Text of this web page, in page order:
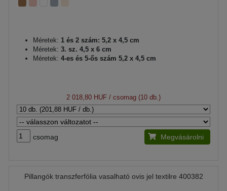
Méretek: 1 és 2 szám: 5,2 x 4,5 cm
Méretek: 3. sz. 4,5 x 6 cm
Méretek: 4-es és 5-ős szám 5,2 x 4,5 cm
2 018,80 HUF / csomag (10 db.)
csomag Megvásárolni
Pillangók transzferfólia vasalható ovis jel textilre 400382